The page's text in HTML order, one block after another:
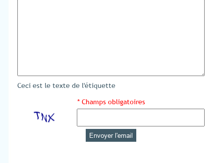
Ceci est le texte de l'étiquette
* Champs obligatoires
Envoyer l'email